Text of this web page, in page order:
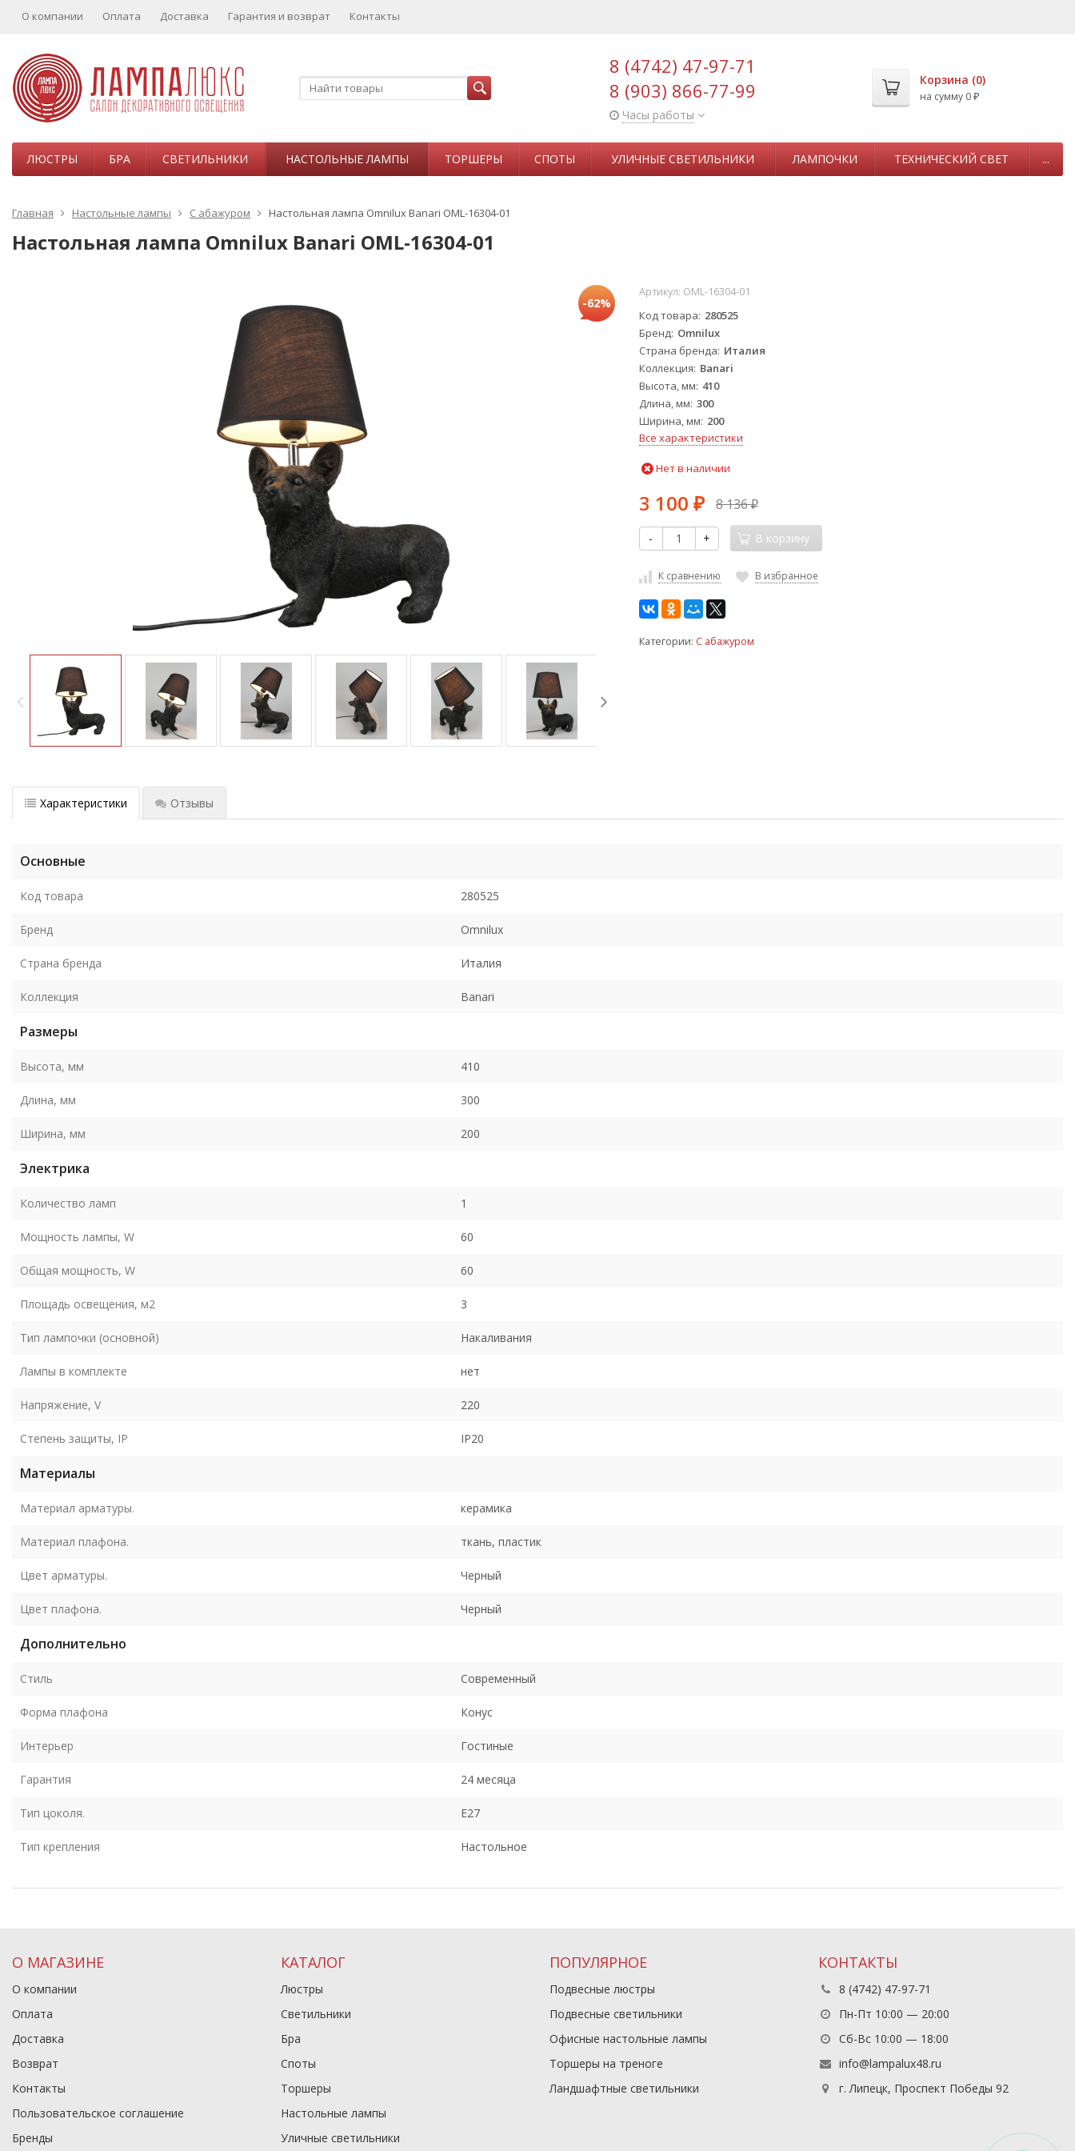
О компании Оплата Доставка Гарантия и возврат Контакты
8 (4742) 47-97-71
8 (903) 866-77-99
Часы работы
Корзина (0)
на сумму 0 ₽
ЛЮСТРЫ БРА СВЕТИЛЬНИКИ НАСТОЛЬНЫЕ ЛАМПЫ ТОРШЕРЫ СПОТЫ УЛИЧНЫЕ СВЕТИЛЬНИКИ ЛАМПОЧКИ ТЕХНИЧЕСКИЙ СВЕТ ...
Главная Настольные лампы С абажуром Настольная лампа Omnilux Banari OML-16304-01
Настольная лампа Omnilux Banari OML-16304-01
-62%
Артикул: OML-16304-01
Код товара 280525
Бренд Omnilux
Страна бренда Италия
Коллекция Banari
Высота, мм 410
Длина, мм 300
Ширина, мм 200
Все характеристики
Нет в наличии
3 100 ₽ 8 136₽
- + В корзину
К сравнению В избранное
Категории: С абажуром
Характеристики Отзывы
Основные
Код товара 280525
Бренд Omnilux
Страна бренда Италия
Коллекция Banari
Размеры
Высота, мм 410
Длина, мм 300
Ширина, мм 200
Электрика
Количество ламп 1
Мощность лампы, W 60
Общая мощность, W 60
Площадь освещения, м2 3
Тип лампочки (основной) Накаливания
Лампы в комплекте нет
Напряжение, V 220
Степень защиты, IP IP20
Материалы
Материал арматуры. керамика
Материал плафона. ткань, пластик
Цвет арматуры. Черный
Цвет плафона. Черный
Дополнительно
Стиль Современный
Форма плафона Конус
Интерьер Гостиные
Гарантия 24 месяца
Тип цоколя. E27
Тип крепления Настольное
О МАГАЗИНЕ
О компании
Оплата
Доставка
Возврат
Контакты
Пользовательское соглашение
Бренды
КАТАЛОГ
Люстры
Светильники
Бра
Споты
Торшеры
Настольные лампы
Уличные светильники
ПОПУЛЯРНОЕ
Подвесные люстры
Подвесные светильники
Офисные настольные лампы
Торшеры на треноге
Ландшафтные светильники
КОНТАКТЫ
8 (4742) 47-97-71
Пн-Пт 10:00 — 20:00
Сб-Вс 10:00 — 18:00
info@lampalux48.ru
г. Липецк, Проспект Победы 92